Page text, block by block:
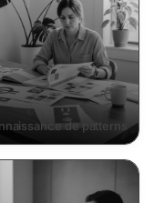
de patterns